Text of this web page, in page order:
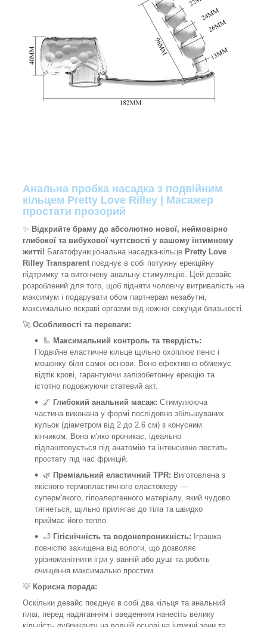
Анальна пробка насадка з подвійним
кільцем Pretty Love Rilley | Масажер
простати прозорий
✨ Відкрийте браму до абсолютно нової, неймовірно
глибокої та вибухової чуттєвості у вашому інтимному
житті! Багатофункціональна насадка-кільце Pretty Love
Rilley Transparent поєднує в собі потужну ерекційну
підтримку та витончену анальну стимуляцію. Цей девайс
розроблений для того, щоб підняти чоловічу витривалість на
максимум і подарувати обом партнерам незабутні,
максимально яскраві оргазми від кожної секунди близькості.
🚀 Особливості та переваги:
🦾 Максимальний контроль та твердість:
Подвійне еластичне кільце щільно охоплює пеніс і
мошонку біля самої основи. Воно ефективно обмежує
відтік крові, гарантуючи залізобетонну ерекцію та
істотно подовжуючи статевий акт.
🌌 Глибокий анальний масаж: Стимулююча
частина виконана у формі послідовно збільшуваних
кульок (діаметром від 2 до 2.6 см) з конусним
кінчиком. Вона м'яко проникає, ідеально
підлаштовується під анатомію та інтенсивно пестить
простату під час фрикцій.
🌿 Преміальний еластичний TPR: Виготовлена з
якісного термопластичного еластомеру —
суперм'якого, гіпоалергенного матеріалу, який чудово
тягнеться, щільно прилягає до тіла та швидко
приймає його тепло.
🛁 Гігієнічність та водонепроникність: Іграшка
повністю захищена від вологи, що дозволяє
урізноманітнити ігри у ванній або душі та робить
очищення максимально простим.
💡 Корисна порада:
Оскільки девайс поєднує в собі два кільця та анальний
плаг, перед надяганням і введенням нанесіть велику